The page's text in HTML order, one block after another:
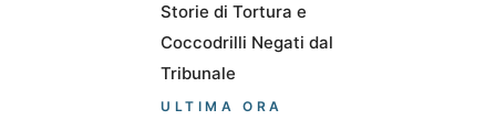
Storie di Tortura e
Coccodrilli Negati dal
Tribunale
ULTIMA ORA